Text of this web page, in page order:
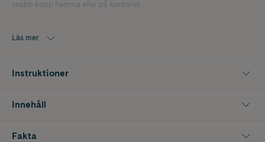
snabb kopp hemma eller på kontoret.
Läs mer
Instruktioner
Innehåll
Fakta